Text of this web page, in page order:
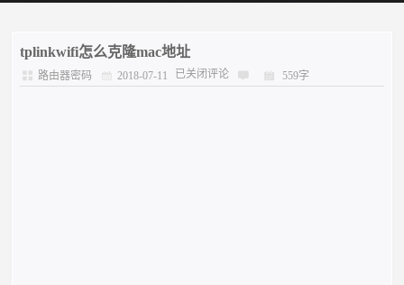
tplinkwifi怎么克隆mac地址
路由器密码 2018-07-11 已关闭评论 559字